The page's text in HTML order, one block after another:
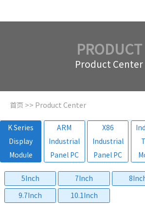
PRODUCT
Product Center
首页>> Product Center
K Series
Display
Module
ARM
Industrial
Panel PC
X86
Industrial
Panel PC
5Inch 7Inch
9.7Inch 10.1Inch